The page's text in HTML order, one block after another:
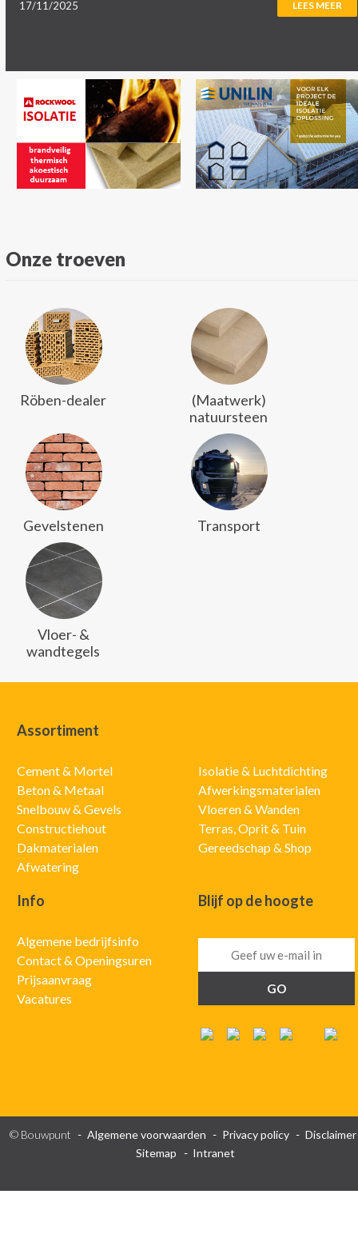
17/11/2025 LEES MEER
Onze troeven
Röben-dealer
(Maatwerk)
natuursteen
Gevelstenen Transport
Vloer- &
wandtegels
Assortiment
Cement & Mortel
Beton & Metaal
Snelbouw & Gevels
Constructiehout
Dakmaterialen
Afwatering
Isolatie & Luchtdichting
Afwerkingsmaterialen
Vloeren & Wanden
Terras, Oprit & Tuin
Gereedschap & Shop
Info
Algemene bedrijfsinfo
Contact & Openingsuren
Prijsaanvraag
Vacatures
Blijf op de hoogte
© Bouwpunt Algemene voorwaarden Privacy policy
Disclaimer
Sitemap
Intranet